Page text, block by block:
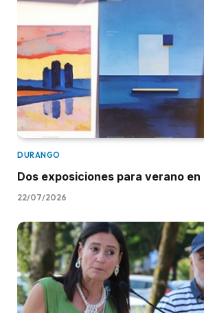
DURANGO
Dos exposiciones para verano en
22/07/2026